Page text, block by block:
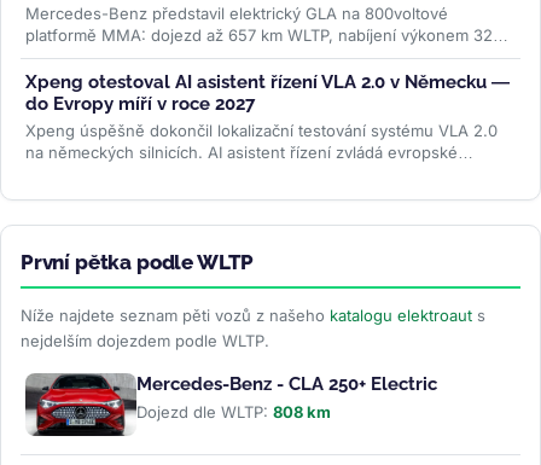
Mercedes-Benz představil elektrický GLA na 800voltové
platformě MMA: dojezd až 657 km WLTP, nabíjení výkonem 320
kW a plnění na 80 % za 22...>>
Xpeng otestoval AI asistent řízení VLA 2.0 v Německu —
do Evropy míří v roce 2027
Xpeng úspěšně dokončil lokalizační testování systému VLA 2.0
na německých silnicích. AI asistent řízení zvládá evropské
První pětka podle WLTP
Níže najdete seznam pěti vozů z našeho katalogu elektroaut s
nejdelším dojezdem podle WLTP.
Mercedes-Benz - CLA 250+ Electric
Dojezd dle WLTP: 808 km